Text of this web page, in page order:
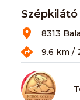
Szépkilátó
8313
9.6 km /